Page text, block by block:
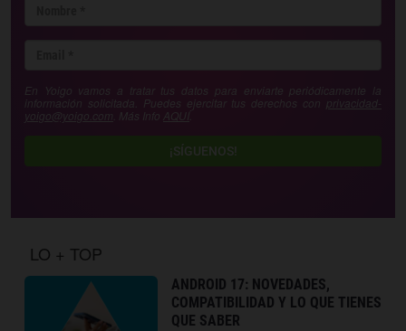
En Yoigo vamos a tratar tus datos para enviarte periódicamente la
información solicitada. Puedes ejercitar tus derechos con privacidad-
yoigo@yoigo.com . Más Info AQUÍ
¡SÍGUENOS!
LO + TOP
ANDROID 17: NOVEDADES,
COMPATIBILIDAD Y LO QUE TIENES
QUE SABER